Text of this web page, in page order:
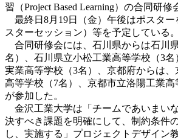
習（Project Based Learning）の合同研修
最終日8月19日（金）午後はポスター
スターセッション）等を予定している。
合同研修会には、石川県からは石川
名）、石川県立小松工業高等学校（3
実業高等学校（3名）、京都府からは
高等学校（7名）、京都市立洛陽工業高
が参加した。
金沢工業大学は「チームであいまい
決すべき課題を明確にして、制約条件
し、実施する」プロジェクトデザイン